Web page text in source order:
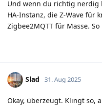
Und wenn du richtig nerdig
HA-Instanz, die Z-Wave für
Zigbee2MQTT für Masse.
Slad 31. Aug 2025
Okay, überzeugt. Klingt so,